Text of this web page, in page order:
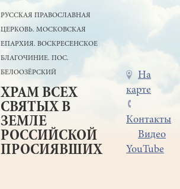
РУССКАЯ ПРАВОСЛАВНАЯ
ЦЕРКОВЬ. МОСКОВСКАЯ
ЕПАРХИЯ. ВОСКРЕСЕНСКОЕ
БЛАГОЧИНИЕ. ПОС.
БЕЛООЗЁРСКИЙ
ХРАМ ВСЕХ
СВЯТЫХ В
ЗЕМЛЕ
РОССИЙСКОЙ
ПРОСИЯВШИХ
Меню
в
шапке
На
карте
Контакты
Видео
YouTube